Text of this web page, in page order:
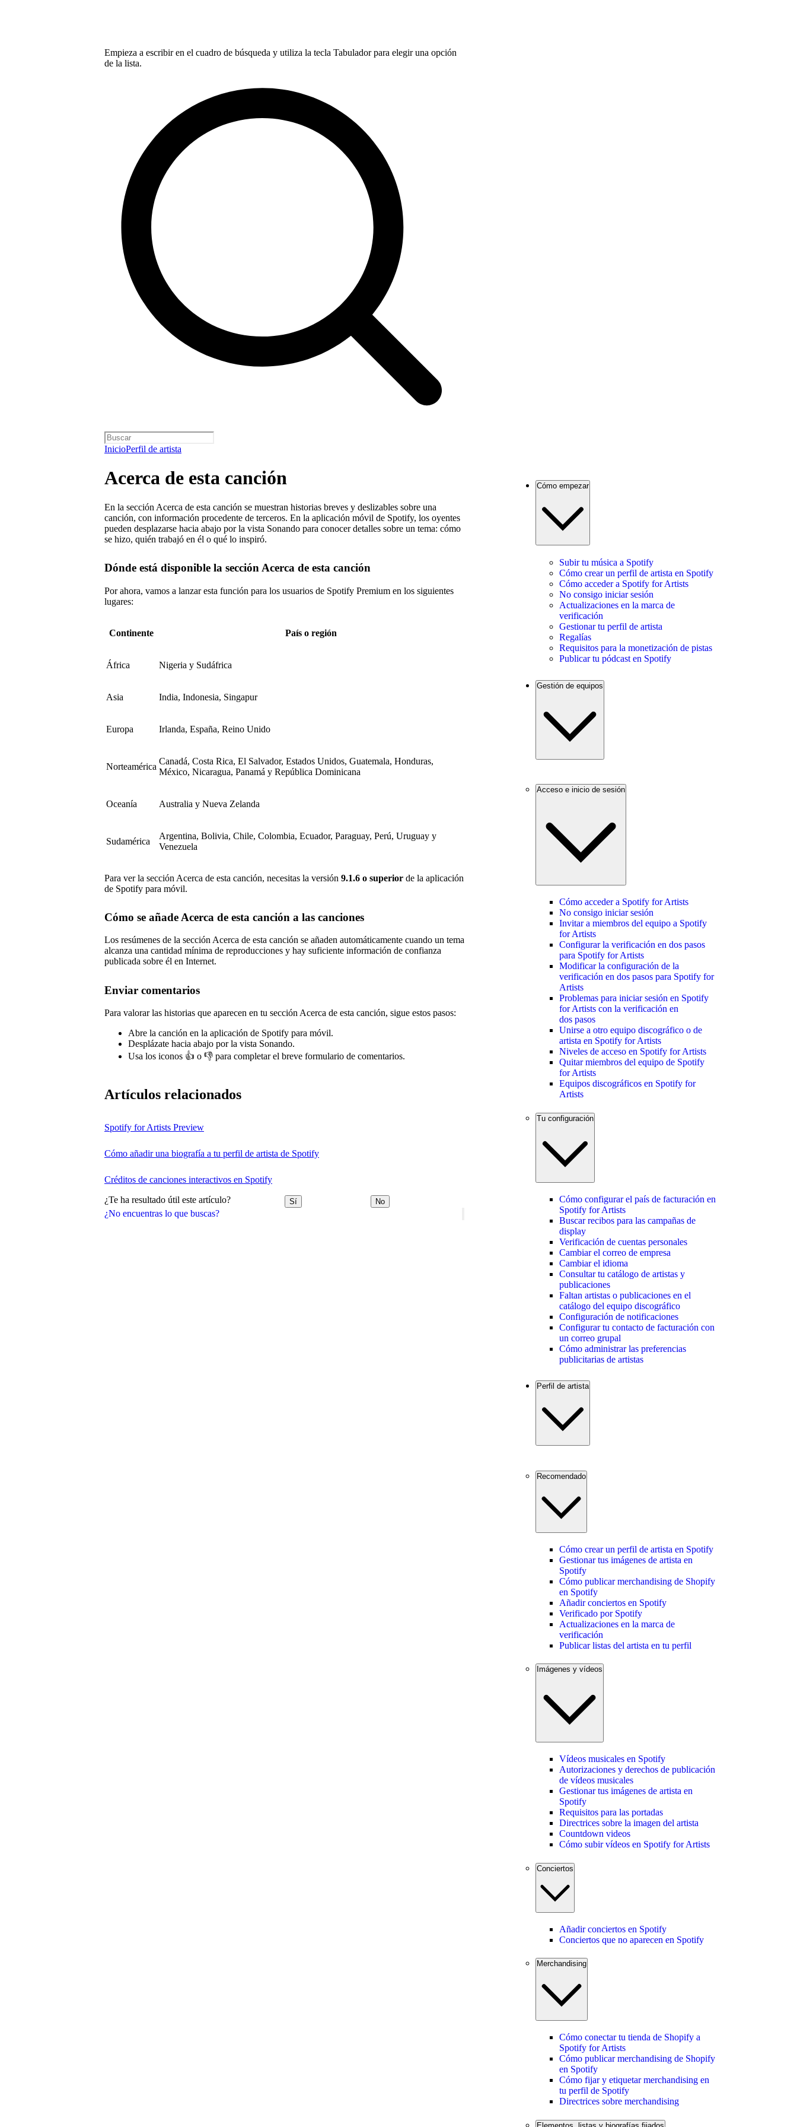
Empieza a escribir en el cuadro de búsqueda y utiliza la tecla Tabulador para elegir una opción
de la lista.
InicioPerfil de artista
¿No encuentras lo que buscas?
Acerca de esta canción
En la sección Acerca de esta canción se muestran historias breves y deslizables sobre una
canción, con información procedente de terceros. En la aplicación móvil de Spotify, los oyentes
pueden desplazarse hacia abajo por la vista Sonando para conocer detalles sobre un tema: cómo
se hizo, quién trabajó en él o qué lo inspiró.
Dónde está disponible la sección Acerca de esta canción
Por ahora, vamos a lanzar esta función para los usuarios de Spotify Premium en los siguientes
lugares:
Continente País o región
África Nigeria y Sudáfrica
Asia India, Indonesia, Singapur
Europa Irlanda, España, Reino Unido
Norteamérica
Canadá, Costa Rica, El Salvador, Estados Unidos, Guatemala, Honduras,
México, Nicaragua, Panamá y República Dominicana
Oceanía Australia y Nueva Zelanda
Sudamérica
Argentina, Bolivia, Chile, Colombia, Ecuador, Paraguay, Perú, Uruguay y
Venezuela
Para ver la sección Acerca de esta canción, necesitas la versión 9.1.6 o superior de la aplicación
de Spotify para móvil.
Cómo se añade Acerca de esta canción a las canciones
Los resúmenes de la sección Acerca de esta canción se añaden automáticamente cuando un tema
alcanza una cantidad mínima de reproducciones y hay suficiente información de confianza
publicada sobre él en Internet.
Enviar comentarios
Para valorar las historias que aparecen en tu sección Acerca de esta canción, sigue estos pasos:
Abre la canción en la aplicación de Spotify para móvil.
Desplázate hacia abajo por la vista Sonando.
Usa los iconos 👍 o 👎 para completar el breve formulario de comentarios.
Artículos relacionados
Spotify for Artists Preview
Cómo añadir una biografía a tu perfil de artista de Spotify
Créditos de canciones interactivos en Spotify
¿Te ha resultado útil este artículo? Sí No
Cómo empezar
Subir tu música a Spotify
Cómo crear un perfil de artista en Spotify
Cómo acceder a Spotify for Artists
No consigo iniciar sesión
Actualizaciones en la marca de
verificación
Gestionar tu perfil de artista
Regalías
Requisitos para la monetización de pistas
Publicar tu pódcast en Spotify
Gestión de equipos
Acceso e inicio de sesión
Cómo acceder a Spotify for Artists
No consigo iniciar sesión
Invitar a miembros del equipo a Spotify
for Artists
Configurar la verificación en dos pasos
para Spotify for Artists
Modificar la configuración de la
verificación en dos pasos para Spotify for
Artists
Problemas para iniciar sesión en Spotify
for Artists con la verificación en
dos pasos
Unirse a otro equipo discográfico o de
artista en Spotify for Artists
Niveles de acceso en Spotify for Artists
Quitar miembros del equipo de Spotify
for Artists
Equipos discográficos en Spotify for
Artists
Tu configuración
Cómo configurar el país de facturación en
Spotify for Artists
Buscar recibos para las campañas de
display
Verificación de cuentas personales
Cambiar el correo de empresa
Cambiar el idioma
Consultar tu catálogo de artistas y
publicaciones
Faltan artistas o publicaciones en el
catálogo del equipo discográfico
Configuración de notificaciones
Configurar tu contacto de facturación con
un correo grupal
Cómo administrar las preferencias
publicitarias de artistas
Perfil de artista
Recomendado
Cómo crear un perfil de artista en Spotify
Gestionar tus imágenes de artista en
Spotify
Cómo publicar merchandising de Shopify
en Spotify
Añadir conciertos en Spotify
Verificado por Spotify
Actualizaciones en la marca de
verificación
Publicar listas del artista en tu perfil
Imágenes y vídeos
Vídeos musicales en Spotify
Autorizaciones y derechos de publicación
de vídeos musicales
Gestionar tus imágenes de artista en
Spotify
Requisitos para las portadas
Directrices sobre la imagen del artista
Countdown videos
Cómo subir vídeos en Spotify for Artists
Conciertos
Añadir conciertos en Spotify
Conciertos que no aparecen en Spotify
Merchandising
Cómo conectar tu tienda de Shopify a
Spotify for Artists
Cómo publicar merchandising de Shopify
en Spotify
Cómo fijar y etiquetar merchandising en
tu perfil de Spotify
Directrices sobre merchandising